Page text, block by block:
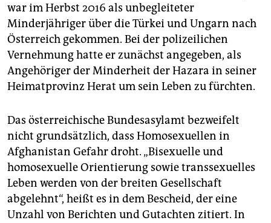
war im Herbst 2016 als unbegleiteter
Minderjähriger über die Türkei und Ungarn nach
Österreich gekommen. Bei der polizeilichen
Vernehmung hatte er zunächst angegeben, als
Angehöriger der Minderheit der Hazara in seiner
Heimatprovinz Herat um sein Leben zu fürchten.
Das österreichische Bundesasylamt bezweifelt
nicht grundsätzlich, dass Homosexuellen in
Afghanistan Gefahr droht. „Bisexuelle und
homosexuelle Orientierung sowie transsexuelles
Leben werden von der breiten Gesellschaft
abgelehnt“, heißt es in dem Bescheid, der eine
Unzahl von Berichten und Gutachten zitiert. In